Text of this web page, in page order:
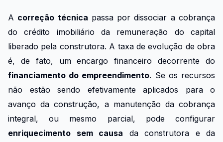
A correção técnica passa por dissociar a cobrança
do crédito imobiliário da remuneração do capital
liberado pela construtora. A taxa de evolução de obra
é, de fato, um encargo financeiro decorrente do
financiamento do empreendimento. Se os recursos
não estão sendo efetivamente aplicados para o
avanço da construção, a manutenção da cobrança
integral, ou mesmo parcial, pode configurar
enriquecimento sem causa da construtora e da